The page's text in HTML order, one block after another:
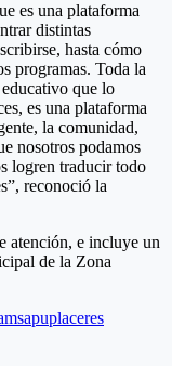
es una plataforma
distintas
hasta cómo
programas. Toda la
que lo
es una plataforma
la comunidad,
nosotros podamos
logren traducir todo
reconoció la
atención, e incluye un
de la Zona